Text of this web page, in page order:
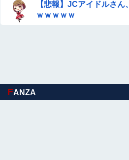
【悲報】JCアイドルさ
ｗｗｗｗｗ
FANZA